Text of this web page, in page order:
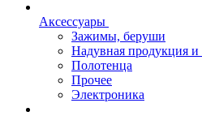
Аксессуары
Зажимы, беруши
Надувная продукция и
Полотенца
Прочее
Электроника